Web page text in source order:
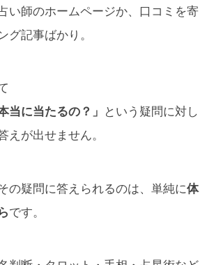
い師のホームページか、口コミを寄
グ記事ばかり。
当に当たるの？」
という疑問に対し
えが出せません。
の疑問に答えられるのは、単純に体
です。